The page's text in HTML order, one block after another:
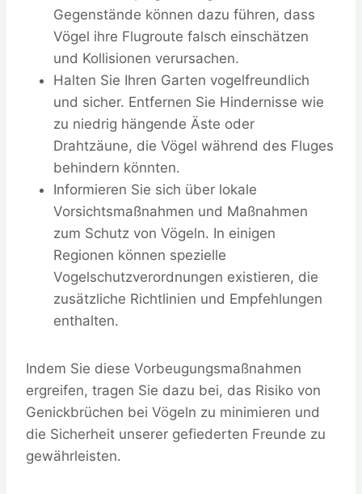
Gegenstände können dazu führen, dass
Vögel ihre Flugroute falsch einschätzen
und Kollisionen verursachen.
Halten Sie Ihren Garten vogelfreundlich
und sicher. Entfernen Sie Hindernisse wie
zu niedrig hängende Äste oder
Drahtzäune, die Vögel während des Fluges
behindern könnten.
Informieren Sie sich über lokale
Vorsichtsmaßnahmen und Maßnahmen
zum Schutz von Vögeln. In einigen
Regionen können spezielle
Vogelschutzverordnungen existieren, die
zusätzliche Richtlinien und Empfehlungen
enthalten.
Indem Sie diese Vorbeugungsmaßnahmen
ergreifen, tragen Sie dazu bei, das Risiko von
Genickbrüchen bei Vögeln zu minimieren und
die Sicherheit unserer gefiederten Freunde zu
gewährleisten.